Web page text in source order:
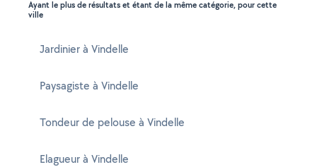
Ayant le plus de résultats et étant de la même catégorie, pour cette
ville
Jardinier à Vindelle
Paysagiste à Vindelle
Tondeur de pelouse à Vindelle
Elagueur à Vindelle